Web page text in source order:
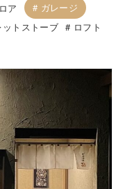
ア
ガレージ
トストーブ ロフト